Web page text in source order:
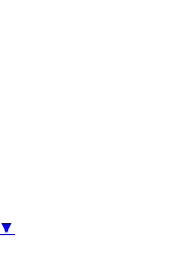
▼